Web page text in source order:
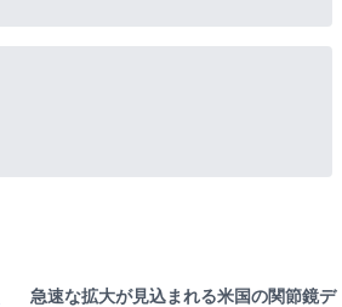
急速な拡大が見込まれる米国の関節鏡デ